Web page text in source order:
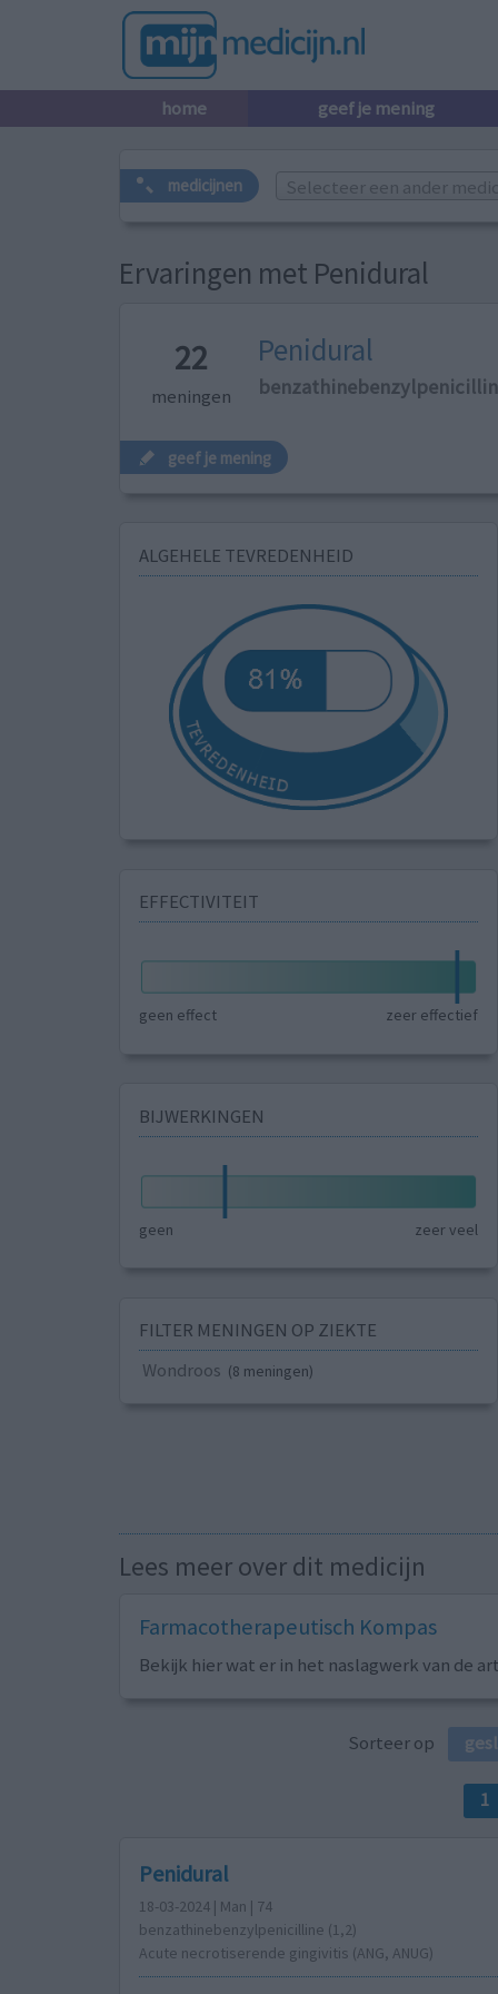
home geef je mening
medicijnen Selecteer een ander
Ervaringen met Penidural
22
meningen
Penidural
geef je mening
ALGEHELE TEVREDENHEID
EFFECTIVITEIT
geen effect zeer effectief
BIJWERKINGEN
geen zeer veel
FILTER MENINGEN OP ZIEKTE
Wondroos (8 meningen)
Lees meer over dit medicijn
Farmacotherapeutisch Kompas
Bekijk hier wat er in het naslagwerk van de
Sorteer op
1
Penidural
18-03-2024 | Man | 74
benzathinebenzylpenicilline (1,2)
Acute necrotiserende gingivitis (ANG, ANUG)